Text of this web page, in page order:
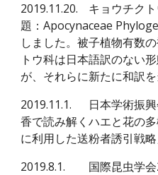
2019.11.20.
キョウチク
題：Apocynaceae
しました。被子植物有数
トウ科は日本語訳のない
が、それらに新たに和訳を
2019.11.1.
日本学術振
香で読み解くハエと花の
に利用した送粉者誘引戦略
2019.8.1.
国際昆虫学